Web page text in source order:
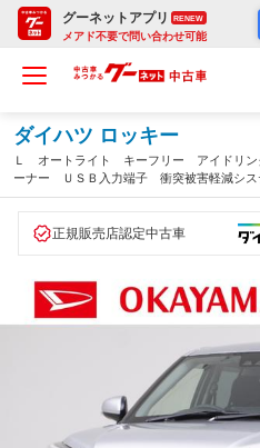
グーネットアプリ RENEW
メアド不要で問い合わせ可能
ダイハツ ロッキー
Ｌ オートライト キーフリー アイドリン
ーナー ＵＳＢ入力端子 衝突被害軽減シ
ト オートマチックハイビーム ティーゼッ
正規販売店認定中古車